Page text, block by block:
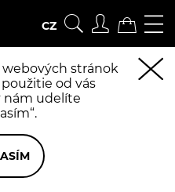
CZ
webových stránok
od vás
nám udelíte